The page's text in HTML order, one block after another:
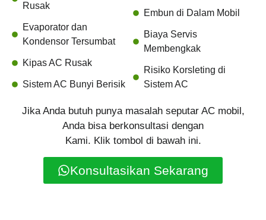
Rusak
Evaporator dan
Kondensor Tersumbat
Kipas AC Rusak
Sistem AC Bunyi Berisik
Embun di Dalam Mobil
Biaya Servis
Membengkak
Risiko Korsleting di
Sistem AC
Jika Anda butuh punya masalah seputar AC mobil,
Anda bisa berkonsultasi dengan
Kami. Klik tombol di bawah ini.
Konsultasikan Sekarang